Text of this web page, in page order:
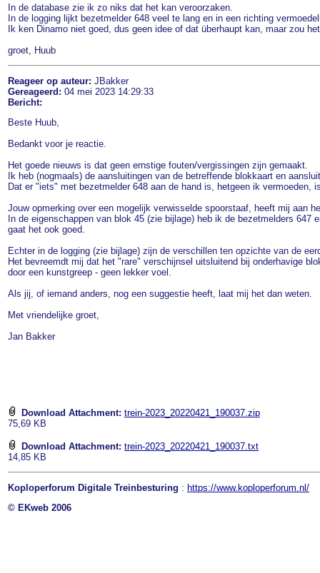
In de database zie ik zo niks dat het kan veroorzaken.
In de logging lijkt bezetmelder 648 veel te lang en in een richting
Ik ken Dinamo niet goed, dus geen idee of dat überhaupt kan, maar zou
groet, Huub
Reageer op auteur: JBakker
Gereageerd: 04 mei 2023 14:29:33
Bericht:
Beste Huub,
Bedankt voor je reactie.
Het goede nieuws is dat geen ernstige fouten/vergissingen zijn gemaakt.
Ik heb (nogmaals) de aansluitingen van de betreffende blokkaart en
Dat er "iets" met bezetmelder 648 aan de hand is, hetgeen ik vermoeden,
Jouw opmerking over een mogelijk verwisselde spoorstaaf, heeft mij aan
In de eigenschappen van blok 45 (zie bijlage) heb ik de bezetmelders
gaat het ook goed.
Echter in de logging (zie bijlage) zijn de verschillen ten opzichte van de
Het bevreemdt mij dat het "rare" verschijnsel uitsluitend bij onderhavige
door een kunstgreep - geen lekker voel.
Als jij, of iemand anders, nog een suggestie heeft, laat mij het dan weten.
Met vriendelijke groet,
Jan Bakker
Download Attachment: trein-2023_20220421_190037.zip
75,69 KB
Download Attachment: trein-2023_20220421_190037.txt
14,85 KB
Koploperforum Digitale Treinbesturing : https://www.koploperforum.nl/
© EKweb 2006